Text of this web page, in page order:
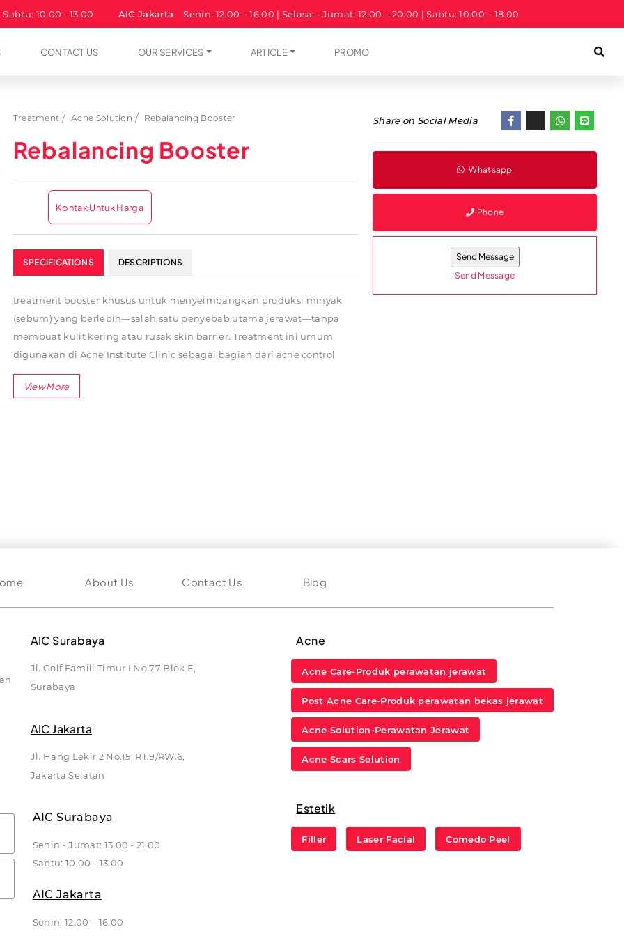
10.00 - 13.00 AIC Jakarta Senin: 12.00 – 16.00 | Selasa – Jumat: 12.00 – 20.00 | Sabtu: 10.00 – 18.00
CONTACT US OUR SERVICES ARTICLE PROMO
Treatment Acne Solution Rebalancing Booster
Rebalancing Booster
Kontak Untuk Harga
SPECIFICATIONS DESCRIPTIONS
treatment booster khusus untuk menyeimbangkan produksi minyak
(sebum) yang berlebih—salah satu penyebab utama jerawat—tanpa
membuat kulit kering atau rusak skin barrier. Treatment ini umum
digunakan di Acne Institute Clinic sebagai bagian dari acne control
program.
Share on Social Media
Whatsapp
Phone
Send Message
About Us Contact Us Blog
AIC Surabaya
Jl. Golf Famili Timur I No.77 Blok E,
Surabaya
AIC Jakarta
Jl. Hang Lekir 2 No.15, RT.9/RW.6,
Jakarta Selatan
AIC Surabaya
Senin - Jumat: 13.00 - 21.00
Sabtu: 10.00 - 13.00
AIC Jakarta
Senin: 12.00 – 16.00
Acne
Acne Care-Produk perawatan jerawat
Post Acne Care-Produk perawatan bekas jerawat
Acne Solution-Perawatan Jerawat
Acne Scars Solution
Estetik
Filler Laser Facial Comedo Peel